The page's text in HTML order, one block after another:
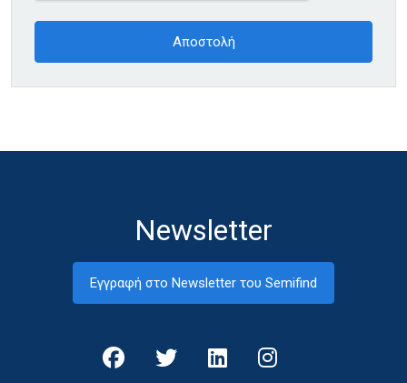
Newsletter
Εγγραφή στο Newsletter του Semifind